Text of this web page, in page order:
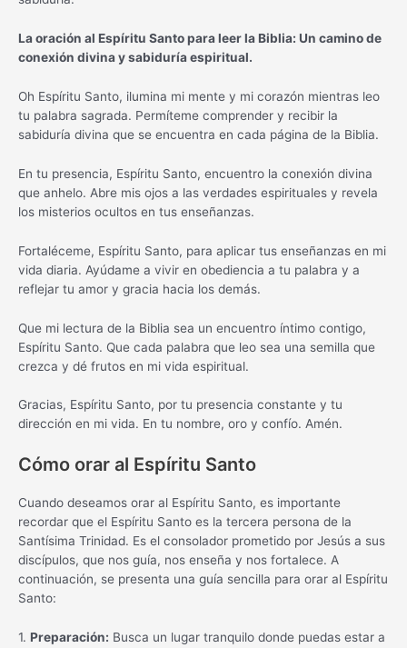
La oración al Espíritu Santo para leer la Biblia: Un camino de
conexión divina y sabiduría espiritual.
Oh Espíritu Santo, ilumina mi mente y mi corazón mientras leo
tu palabra sagrada. Permíteme comprender y recibir la
sabiduría divina que se encuentra en cada página de la Biblia.
En tu presencia, Espíritu Santo, encuentro la conexión divina
que anhelo. Abre mis ojos a las verdades espirituales y revela
los misterios ocultos en tus enseñanzas.
Fortaléceme, Espíritu Santo, para aplicar tus enseñanzas en mi
vida diaria. Ayúdame a vivir en obediencia a tu palabra y a
reflejar tu amor y gracia hacia los demás.
Que mi lectura de la Biblia sea un encuentro íntimo contigo,
Espíritu Santo. Que cada palabra que leo sea una semilla que
crezca y dé frutos en mi vida espiritual.
Gracias, Espíritu Santo, por tu presencia constante y tu
dirección en mi vida. En tu nombre, oro y confío. Amén.
Cómo orar al Espíritu Santo
Cuando deseamos orar al Espíritu Santo, es importante
recordar que el Espíritu Santo es la tercera persona de la
Santísima Trinidad. Es el consolador prometido por Jesús a sus
discípulos, que nos guía, nos enseña y nos fortalece. A
continuación, se presenta una guía sencilla para orar al Espíritu
Santo:
1. Preparación: Busca un lugar tranquilo donde puedas estar a